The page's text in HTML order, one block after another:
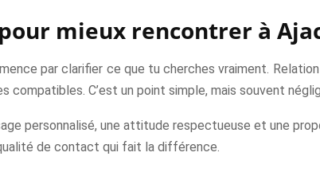
mieux rencontrer à
par clarifier ce que tu cherches vraiment.
compatibles. C’est un point simple, mais souvent
personnalisé, une attitude respectueuse et une
de contact qui fait la différence.